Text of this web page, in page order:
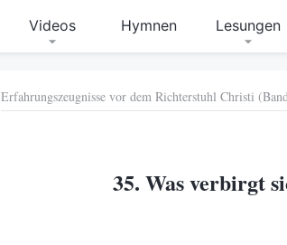
Videos Hymnen Lesungen
Erfahrungszeugnisse vor dem Richterstuhl Christi
35. Was verbirgt